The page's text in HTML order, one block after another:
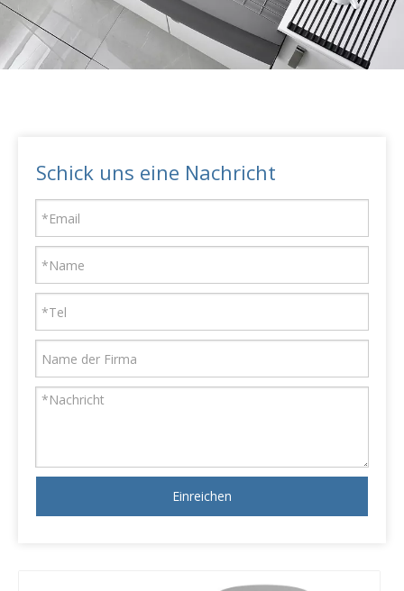
Schick uns eine Nachricht
Einreichen